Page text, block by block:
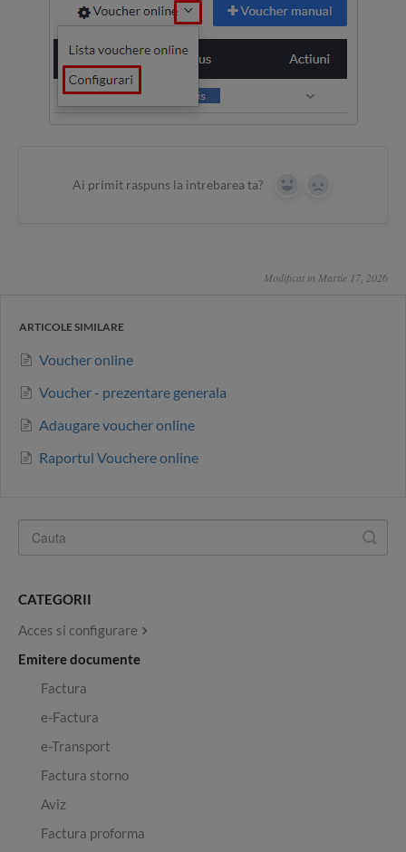
Ai primit raspuns la intrebarea ta? Yes No
Modificat in Martie 17, 2026
ARTICOLE SIMILARE
Voucher online
Voucher - prezentare generala
Adaugare voucher online
Raportul Vouchere online
CATEGORII
Acces si configurare
Emitere documente
Factura
e-Factura
e-Transport
Factura storno
Aviz
Factura proforma